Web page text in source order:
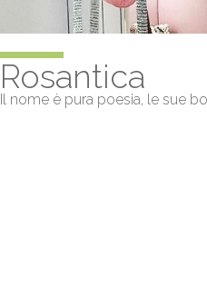
Rosantica
Il nome è pura poesia, le sue